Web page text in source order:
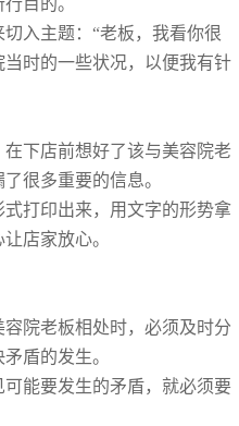
入主题：“老板，我看你很
时的一些状况，以便我有针
下店前想好了该与美容院老
很多重要的信息。
打印出来，用文字的形势拿
店家放心。
院老板相处时，必须及时分
盾的发生。
能要发生的矛盾，就必须要